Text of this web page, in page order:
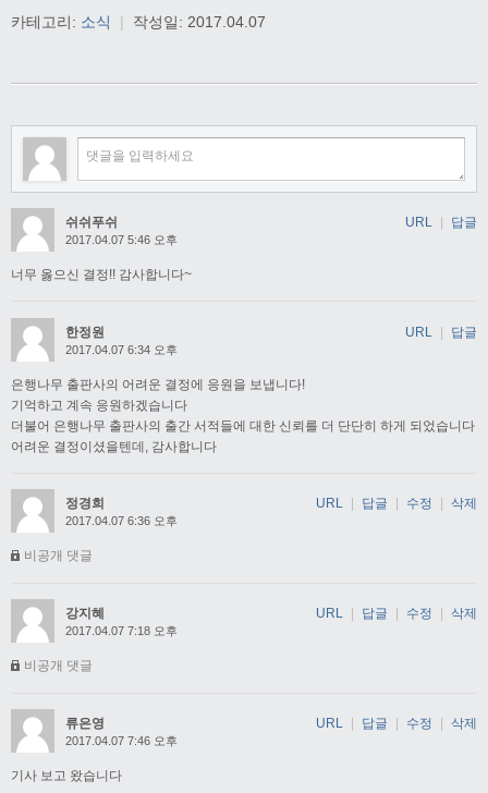
카테고리: 소식 | 작성일: 2017.04.07
쉬쉬푸쉬
2017.04.07 5:46 오후
너무 옳으신 결정!! 감사합니다~
URL | 답글
한정원
2017.04.07 6:34 오후
은행나무 출판사의 어려운 결정에 응원을 보냅니다!
기억하고 계속 응원하겠습니다
더불어 은행나무 출판사의 출간 서적들에 대한 신뢰를 더 단단히 하게 되었습니다
어려운 결정이셨을텐데, 감사합니다
URL | 답글
정경희
2017.04.07 6:36 오후
비공개 댓글
URL 답글 수정 삭제
강지혜
2017.04.07 7:18 오후
비공개 댓글
URL 답글 수정 삭제
류은영
2017.04.07 7:46 오후
기사 보고 왔습니다
URL 답글 수정 삭제